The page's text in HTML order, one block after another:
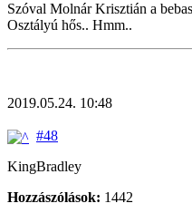
Szóval Molnár Krisztián a
Osztályú hős.. Hmm..
2019.05.24. 10:48
#48
KingBradley
Hozzászólások: 1442